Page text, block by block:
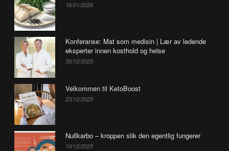
16/01/2026
Konferanse: Mat som medisin | Lær av ledende
eksperter innen kosthold og helse
30/12/2025
Velkommen til KetoBoost
23/12/2025
Nullkarbo – kroppen slik den egentlig fungerer
10/12/2025